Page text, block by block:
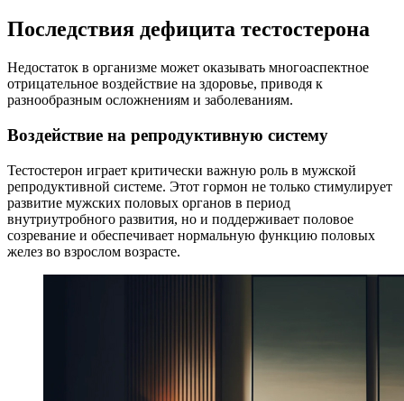
Последствия дефицита тестостерона
Недостаток в организме может оказывать многоаспектное
отрицательное воздействие на здоровье, приводя к
разнообразным осложнениям и заболеваниям.
Воздействие на репродуктивную систему
Тестостерон играет критически важную роль в мужской
репродуктивной системе. Этот гормон не только стимулирует
развитие мужских половых органов в период
внутриутробного развития, но и поддерживает половое
созревание и обеспечивает нормальную функцию половых
желез во взрослом возрасте.